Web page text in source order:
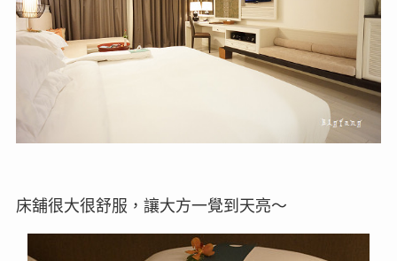
床舖很大很舒服，讓大方一覺到天亮～